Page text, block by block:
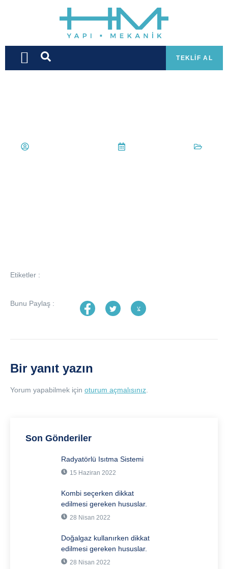
TEKLIF AL
Etiketler :
Bunu Paylaş :
Bir yanıt yazın
Yorum yapabilmek için oturum açmalısınız
Son Gönderiler
Radyatörlü Isıtma Sistemi
15 Haziran 2022
Kombi seçerken dikkat
edilmesi gereken hususlar.
28 Nisan 2022
Doğalgaz kullanırken dikkat
edilmesi gereken hususlar.
28 Nisan 2022